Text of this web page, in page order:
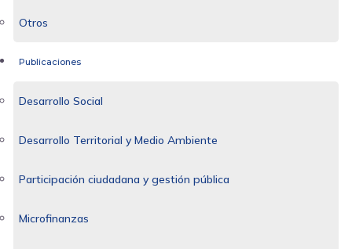
Otros
Publicaciones
Desarrollo Social
Desarrollo Territorial y Medio Ambiente
Participación ciudadana y gestión pública
Microfinanzas